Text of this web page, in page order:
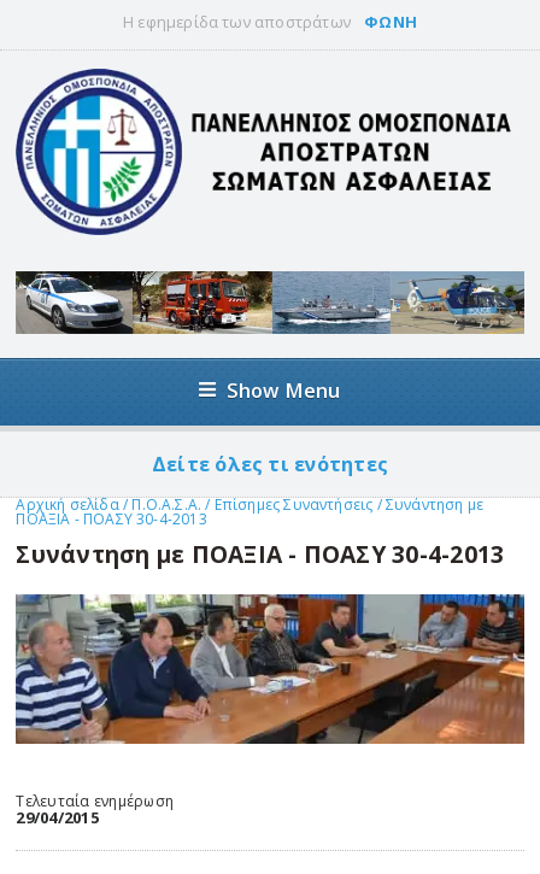
Η εφημερίδα των αποστράτων ΦΩΝΗ
Show Menu
Δείτε όλες τι ενότητες
Αρχική σελίδα/Π.Ο.Α.Σ.Α./ Επίσημες Συναντήσεις/Συνάντηση με
ΠΟΑΞΙΑ - ΠΟΑΣΥ 30-4-2013
Συνάντηση με ΠΟΑΞΙΑ - ΠΟΑΣΥ 30-4-2013
Τελευταία ενημέρωση
29/04/2015